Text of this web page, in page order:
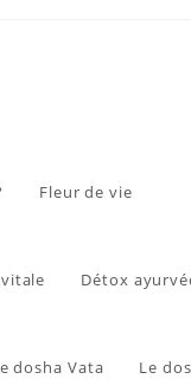
Fleur de vie
vitale Détox
dosha Vata Le